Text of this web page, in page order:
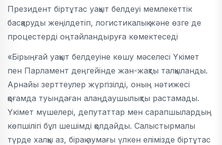
Президент біртұтас уақыт белдеуі мемлекеттік
басқаруды жеңілдетіп, логистикалық және өзге де
процестерді оңтайландыруға көмектеседі
«Бірыңғай уақыт белдеуіне көшу мәселесі Үкімет
пен Парламент деңгейінде жан-жақты талқыланды.
Арнайы зерттеулер жүргізілді, оның нәтижесі
қоғамда туындаған алаңдаушылықты растамады.
Үкімет мүшелері, депутаттар мен сарапшылардың
көпшілігі бұл шешімді қолдайды. Салыстырмалы
түрде халқы аз, бірақ аумағы үлкен елімізде біртұтас